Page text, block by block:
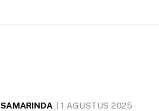
SAMARINDA 1 AGUSTUS 2025